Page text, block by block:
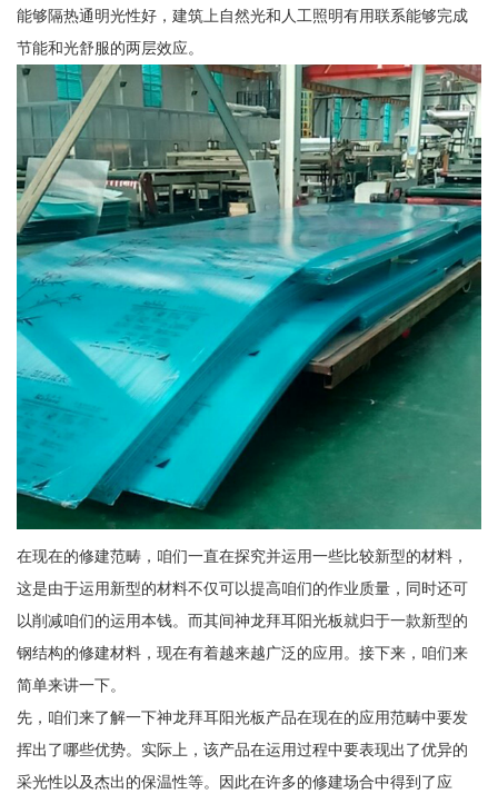
能够隔热通明光性好，建筑上自然光和人工照明有用联系能够完成
节能和光舒服的两层效应。
在现在的修建范畴，咱们一直在探究并运用一些比较新型的材料，
这是由于运用新型的材料不仅可以提高咱们的作业质量，同时还可
以削减咱们的运用本钱。而其间神龙拜耳阳光板就归于一款新型的
钢结构的修建材料，现在有着越来越广泛的应用。接下来，咱们来
简单来讲一下。
先，咱们来了解一下神龙拜耳阳光板产品在现在的应用范畴中要发
挥出了哪些优势。实际上，该产品在运用过程中要表现出了优异的
采光性以及杰出的保温性等。因此在许多的修建场合中得到了应